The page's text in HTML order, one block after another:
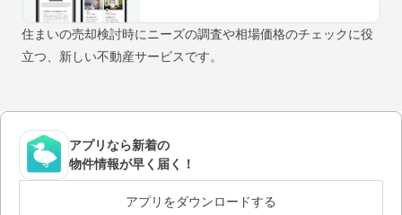
住まいの売却検討時にニーズの調査や相場価格のチェックに役
立つ、新しい不動産サービスです。
アプリなら新着の
物件情報が早く届く！
アプリをダウンロードする